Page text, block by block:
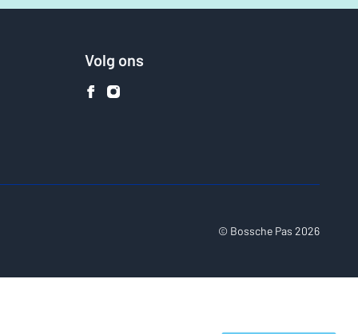
Volg ons
© Bossche Pas 2026